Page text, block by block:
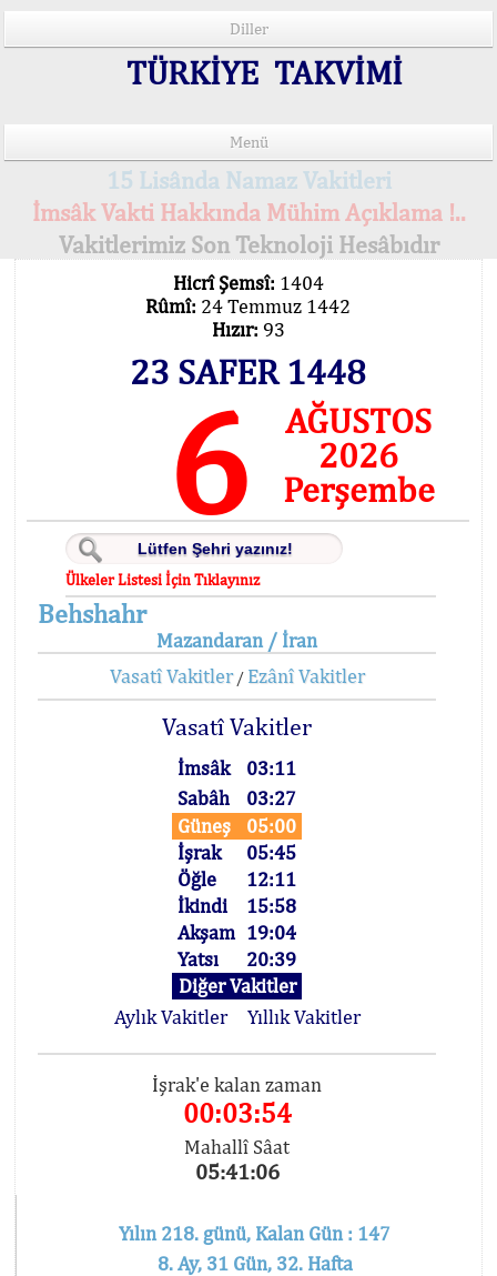
Diller
TÜRKİYE TAKVİMİ
Menü
15 Lisânda Namaz Vakitleri
İmsâk Vakti Hakkında Mühim Açıklama !..
Vakitlerimiz Son Teknoloji Hesâbıdır
Hicrî Şemsî: 1404
Rûmî: 24 Temmuz 1442
Hızır: 93
23 SAFER 1448
6
AĞUSTOS
2026
Perşembe
Ülkeler Listesi İçin Tıklayınız
Behshahr
Mazandaran / İran
Vasatî Vakitler/ Ezânî Vakitler
Vasatî Vakitler
İmsâk
03:11
Sabâh
03:27
Güneş
05:00
İşrak
05:45
Öğle
12:11
İkindi
15:58
Akşam 19:04
Yatsı
20:39
Diğer Vakitler
Aylık Vakitler
Yıllık Vakitler
İşrak'e kalan zaman
00:03:54
Mahallî Sâat
05:41:06
Yılın 218. günü, Kalan Gün : 147
8. Ay, 31 Gün, 32. Hafta